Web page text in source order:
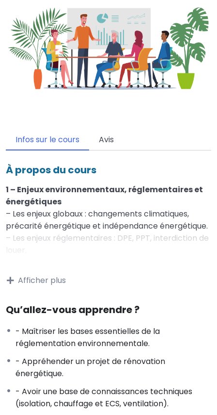
Infos sur le cours Avis
À propos du cours
1 – Enjeux environnementaux, réglementaires et
énergétiques
– Les enjeux globaux : changements climatiques,
précarité énergétique et indépendance énergétique.
– Les enjeux réglementaires : DPE, PPT, interdiction de
louer.
bâtiment, économies d’énergie, valeur verte / décote
grise, conformité réglementaire.
d’énergie du secteur bâtiment et objectif d’un parc
– Consommation d’énergie d’un bâtiment ;
rénovation globale et performante
2 – Connaître le rôle des différents acteurs à
l’acte de construire
– Le maître d‘ouvrage, le maître d’ouvrage délégué,
l’assistant au maître d’ouvrage.
Afficher plus
Qu’allez-vous apprendre ?
- Maîtriser les bases essentielles de la
réglementation environnementale.
- Appréhender un projet de rénovation
énergétique.
- Avoir une base de connaissances techniques
(isolation, chauffage et ECS, ventilation).